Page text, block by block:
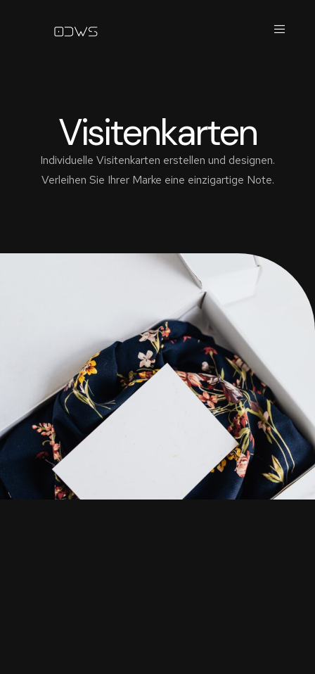
Visitenkarten
Individuelle Visitenkarten erstellen und designen.
Verleihen Sie Ihrer Marke eine einzigartige Note.